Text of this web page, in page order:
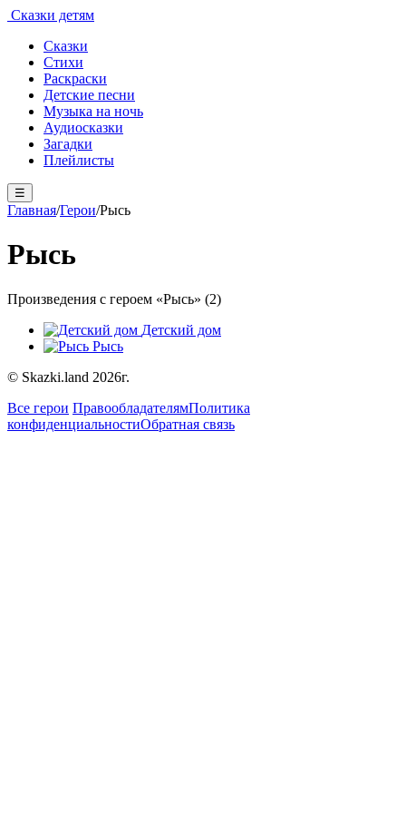
Сказки детям
Сказки
Стихи
Раскраски
Детские песни
Музыка на ночь
Аудиосказки
Загадки
Плейлисты
☰
Главная/Герои/Рысь
Рысь
Произведения с героем «Рысь» (2)
Детский дом
Рысь
© Skazki.land 2026г.
Все герои ПравообладателямПолитика
конфиденциальностиОбратная связь